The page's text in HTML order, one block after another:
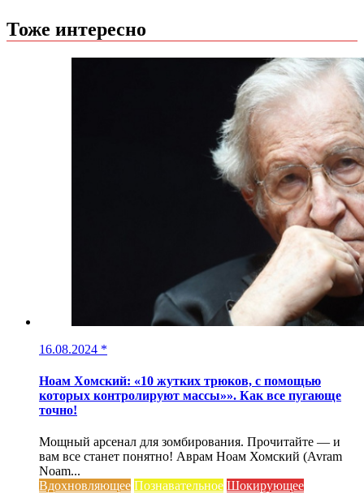
Тоже интересно
16.08.2024 *
Ноам Хомский: «10 жутких трюков, с помощью
которых контролируют массы»». Как все пугающе
точно!
Мощный арсенал для зомбирования. Прочитайте — и
вам все станет понятно! Аврам Ноам Хомский (Avram
Noam...
Вдохновляющее Познавательное Шокирующее